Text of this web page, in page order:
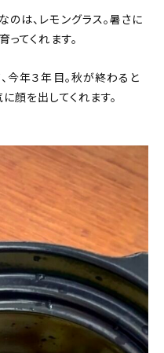
は、レモングラス。暑さに
てくれます。
今年３年目。秋が終わると
顔を出してくれます。